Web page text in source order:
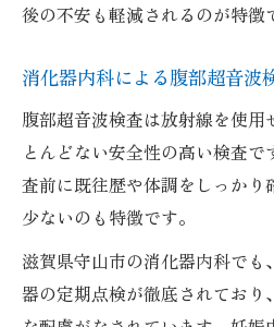
後の不安も軽減されるのが特徴
消化器内科による腹部超音波
腹部超音波検査は放射線を使
とんどない安全性の高い検査
査前に既往歴や体調をしっかり
少ないのも特徴です。
滋賀県守山市の消化器内科で
器の定期点検が徹底されてお